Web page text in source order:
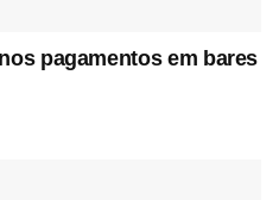
pagamentos em bares